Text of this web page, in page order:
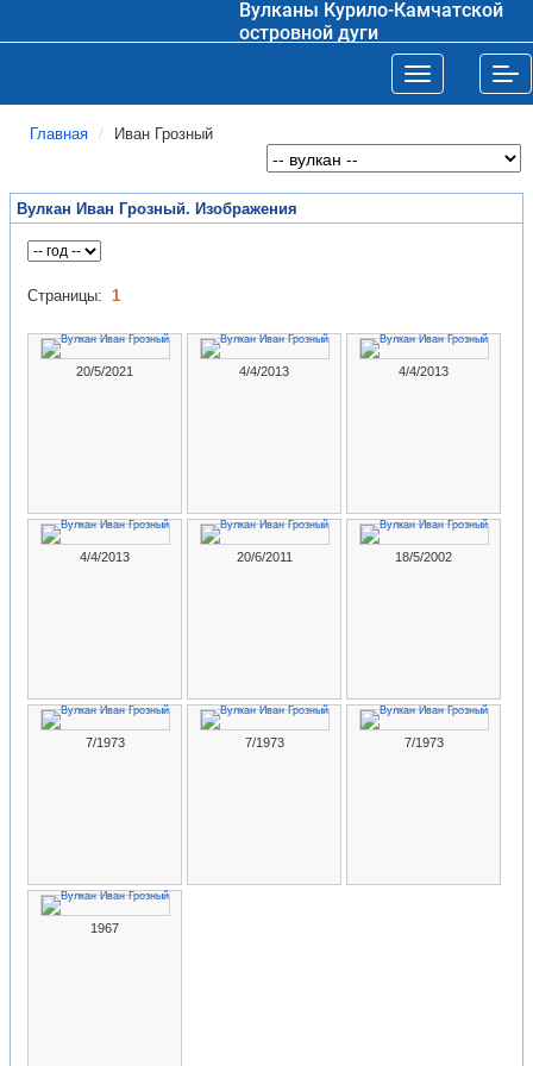
Вулканы Курило-Камчатской
островной дуги
Toggle
Главная Иван Грозный
Вулкан Иван Грозный. Изображения
Страницы: 1
20/5/2021 4/4/2013 4/4/2013
4/4/2013 20/6/2011 18/5/2002
7/1973 7/1973 7/1973
1967